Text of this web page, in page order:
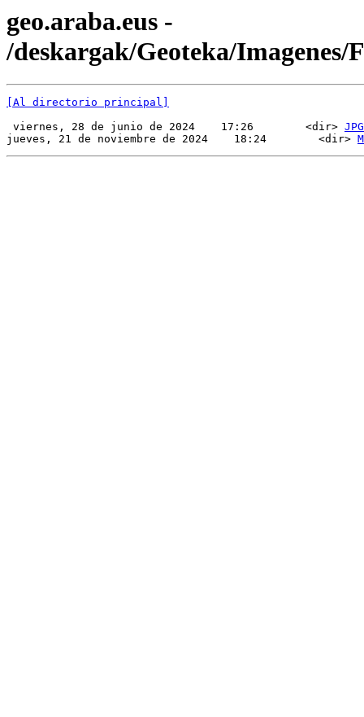
geo.araba.eus -
/deskargak/Geoteka/Imagenes/
[Al directorio principal]
viernes, 28 de junio de 2024    17:26        <dir> JPG
jueves, 21 de noviembre de 2024    18:24        <dir>